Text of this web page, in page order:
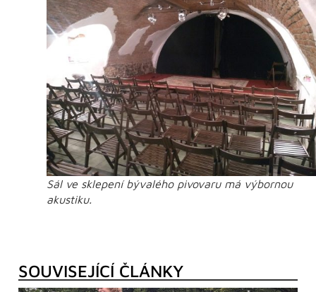
Sál ve sklepení bývalého pivovaru má výbornou
akustiku.
SOUVISEJÍCÍ ČLÁNKY